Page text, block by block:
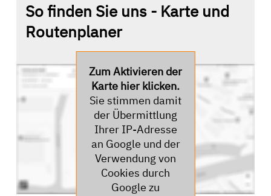
So finden Sie uns - Karte und
Routenplaner
Zum Aktivieren der
Karte hier klicken.
Sie stimmen damit
der Übermittlung
Ihrer IP-Adresse
an Google und der
Verwendung von
Cookies durch
Google zu